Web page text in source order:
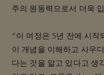
주의 원동력으로서 더욱
“이 여정은 5년 전에 시작
이 개념을 이해하고 사우
다는 것을 알고 있다고 생